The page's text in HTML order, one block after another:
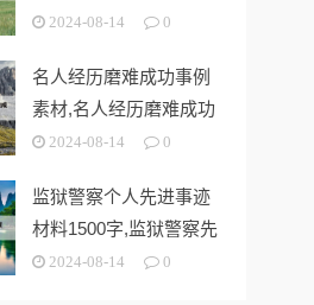
2024-08-14 0
名人经历磨难成功事例
素材,名人经历磨难成功
的事例
2024-08-14 0
监狱警察个人先进事迹
材料1500字,监狱警察先
进个人
2024-08-14 0